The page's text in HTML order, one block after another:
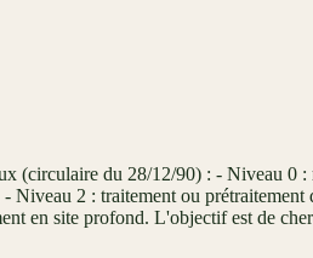
(circulaire du 28/12/90) : - Niveau 0
2 : traitement ou
en site profond. L'objectif est de